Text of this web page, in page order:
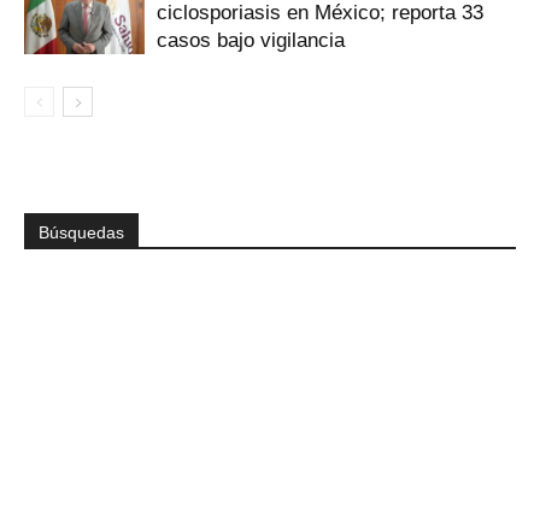
ciclosporiasis en México; reporta 33
casos bajo vigilancia
Búsquedas